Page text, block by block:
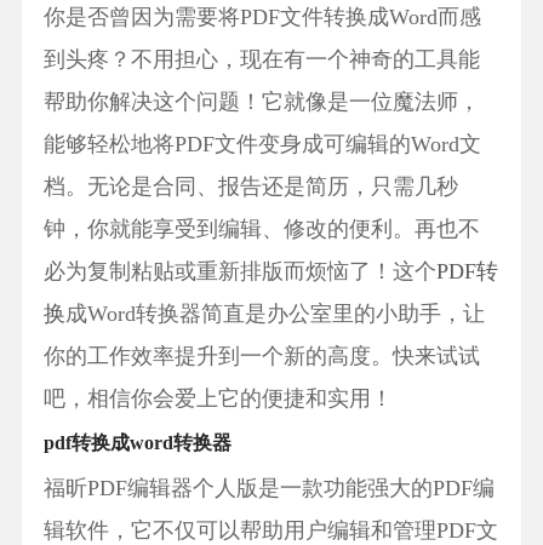
你是否曾因为需要将PDF文件转换成Word而感
到头疼？不用担心，现在有一个神奇的工具能
帮助你解决这个问题！它就像是一位魔法师，
能够轻松地将PDF文件变身成可编辑的Word文
档。无论是合同、报告还是简历，只需几秒
钟，你就能享受到编辑、修改的便利。再也不
必为复制粘贴或重新排版而烦恼了！这个PDF转
换成Word转换器简直是办公室里的小助手，让
你的工作效率提升到一个新的高度。快来试试
吧，相信你会爱上它的便捷和实用！
pdf转换成word转换器
福昕PDF编辑器个人版是一款功能强大的PDF编
辑软件，它不仅可以帮助用户编辑和管理PDF文